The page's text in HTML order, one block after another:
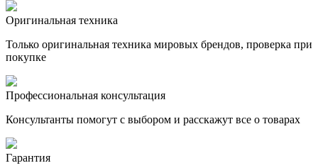
Оригинальная техника
Только оригинальная техника мировых брендов, проверка при
покупке
Профессиональная консультация
Консультанты помогут с выбором и расскажут все о товарах
Гарантия